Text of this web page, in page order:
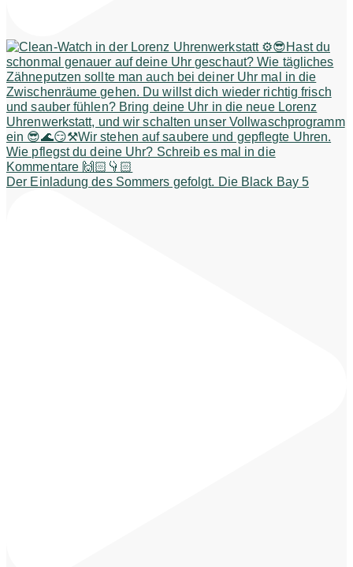
Der Einladung des Sommers gefolgt. Die Black Bay 5